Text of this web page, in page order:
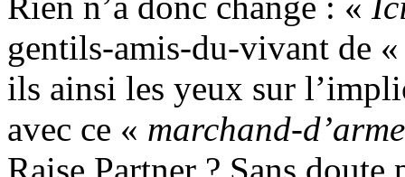
gentils-amis-du-vivant de
ils ainsi les yeux sur
avec ce « marchand-
Raise Partner ? Sans